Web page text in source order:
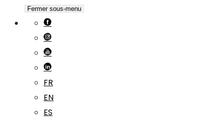
Fermer sous-menu
FR
EN
ES